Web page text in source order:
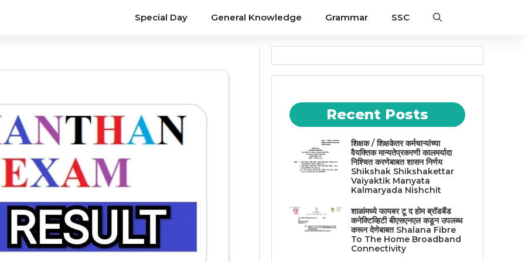
Special Day General Knowledge Grammar SSC
Recent Posts
शिक्षक / शिक्षकेतर कर्मचाऱ्यांच्या
वैयक्तिक मान्यतेप्रकरणी कालमर्यादा
निश्चित करणेबाबत शासन निर्णय
Shikshak Shikshakettar
Vaiyaktik Manyata
Kalmaryada Nishchit
शाळांमध्ये फायबर टू द होम ब्रॉडबैंड
कनेक्टिव्हिटी बीएसएनएल कडून उपलब्ध
करून देणेबाबत Shalana Fibre
To The Home Broadband
Connectivity